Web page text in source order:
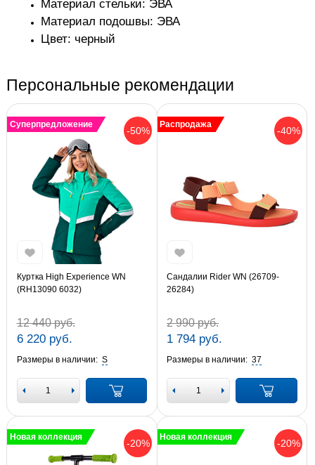
Материал стельки: ЭВА
Материал подошвы: ЭВА
Цвет: черный
Персональные рекомендации
-50%
Суперпредложение
Куртка High Experience WN
(RH13090 6032)
12 440 руб.
6 220 руб.
Размеры в наличии: S
-40%
Распродажа
Сандалии Rider WN (26709-
26284)
2 990 руб.
1 794 руб.
Размеры в наличии: 37
-20%
Новая коллекция
-20%
Новая коллекция